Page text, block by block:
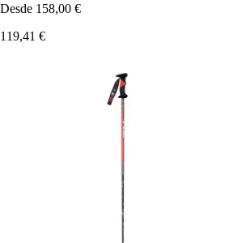
Desde 158,00 €
119,41 €